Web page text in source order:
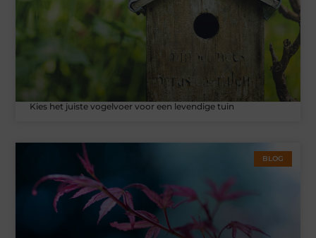
Kies het juiste vogelvoer voor een levendige tuin
BLOG